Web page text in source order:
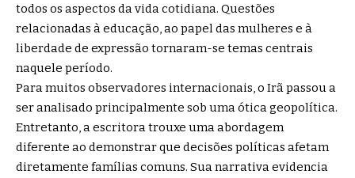
todos os aspectos da vida cotidiana. Questões
relacionadas à educação, ao papel das mulheres e à
liberdade de expressão tornaram-se temas centrais
naquele período.
Para muitos observadores internacionais, o Irã passou a
ser analisado principalmente sob uma ótica geopolítica.
Entretanto, a escritora trouxe uma abordagem
diferente ao demonstrar que decisões políticas afetam
diretamente famílias comuns. Sua narrativa evidencia